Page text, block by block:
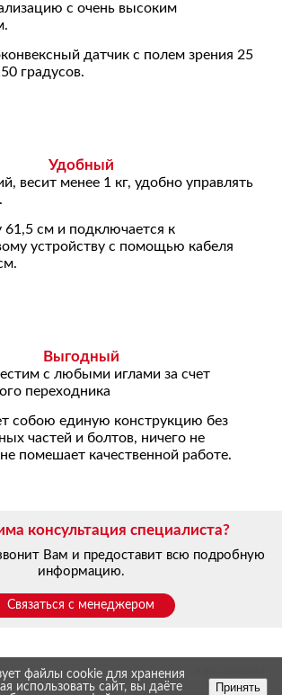
с очень высоким
датчик с полем зрения 25
градусов.
Удобный
весит менее 1 кг, удобно управлять
61,5 см и подключается к
устройству с помощью кабеля
Выгодный
с любыми иглами за счет
переходника
собою единую конструкцию без
частей и болтов, ничего не
помешает качественной работе.
консультация специалиста?
Вам и предоставит всю подробную
информацию.
Связаться с менеджером
www.yarvet.ru
файлы cookie для хранения
использовать сайт, вы даёте
Принять